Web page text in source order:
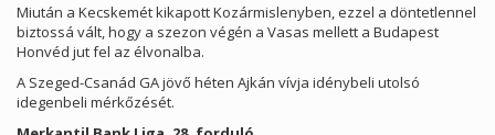
Miután a Kecskemét kikapott Kozármislenyben, ezzel a döntetlennel
biztossá vált, hogy a szezon végén a Vasas mellett a Budapest
Honvéd jut fel az élvonalba.
A Szeged-Csanád GA jövő héten Ajkán vívja idénybeli utolsó
idegenbeli mérkőzését.